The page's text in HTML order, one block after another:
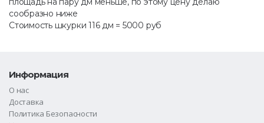
сообразно ниже
Стоимость шкурки 116 дм = 5000 руб
Информация
О нас
Доставка
Политика Безопасности